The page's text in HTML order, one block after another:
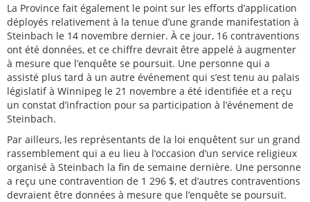
La Province fait également le point sur les efforts d’application
déployés relativement à la tenue d’une grande manifestation à
Steinbach le 14 novembre dernier. À ce jour, 16 contraventions
ont été données, et ce chiffre devrait être appelé à augmenter
à mesure que l’enquête se poursuit. Une personne qui a
assisté plus tard à un autre événement qui s’est tenu au palais
législatif à Winnipeg le 21 novembre a été identifiée et a reçu
un constat d’infraction pour sa participation à l’événement de
Steinbach.
Par ailleurs, les représentants de la loi enquêtent sur un grand
rassemblement qui a eu lieu à l’occasion d’un service religieux
organisé à Steinbach la fin de semaine dernière. Une personne
a reçu une contravention de 1 296 $, et d’autres contraventions
devraient être données à mesure que l’enquête se poursuit.